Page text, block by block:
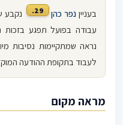
בענייןנפר כהן 29.
נקבע
עבודה בפועל תפגע בזכות
נראה שמתקיימות נסיבות
לעבוד בתקופת ההודעה
מראה מקום